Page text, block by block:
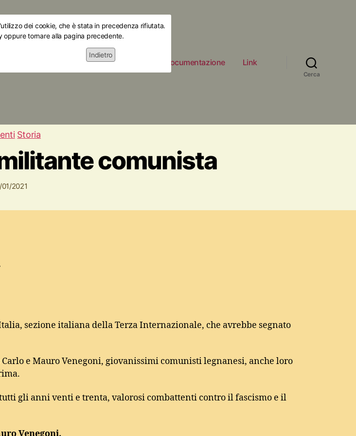
Le mostre Documentazione Link
Cerca
dei cookie, che è stata in precedenza rifiutata.
oppure tornare alla pagina precedente.
Indietro
Storia
comunista
01/2021
sezione italiana della Terza Internazionale, che avrebbe segnato
e Mauro Venegoni, giovanissimi comunisti legnanesi, anche loro
gli anni venti e trenta, valorosi combattenti contro il fascismo e il